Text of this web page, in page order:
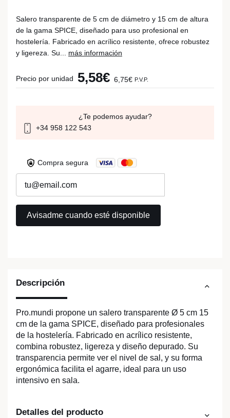
Descripción
Pro.mundi propone un salero transparente Ø 5 cm 15
cm de la gama SPICE, diseñado para profesionales
de la hostelería. Fabricado en acrílico resistente,
combina robustez, ligereza y diseño depurado. Su
transparencia permite ver el nivel de sal, y su forma
ergonómica facilita el agarre, ideal para un uso
intensivo en sala.
Detalles del producto
Salero transparente de 5 cm de diámetro y 15 cm de altura
de la gama SPICE, diseñado para uso profesional en
hostelería. Fabricado en acrílico resistente, ofrece robustez
y ligereza. Su... más información
Precio por unidad 5,58€ 6,75€ P.V.P.
¿Te podemos ayudar?
+34 958 122 543
Compra segura